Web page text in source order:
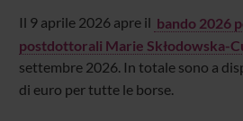
Il 9 aprile 2026 apre il bando 2026
postdottorali Marie Skłodowska-
settembre 2026. In totale sono a
di euro per tutte le borse.